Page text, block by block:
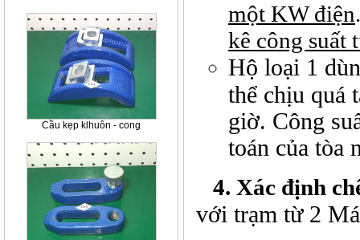
Cầu kẹp klhuôn - cong
một KW điện
kê công suất
Hộ loại 1
thể chịu quá
giờ. Công
toán của tòa
4. Xác định
với trạm từ 2